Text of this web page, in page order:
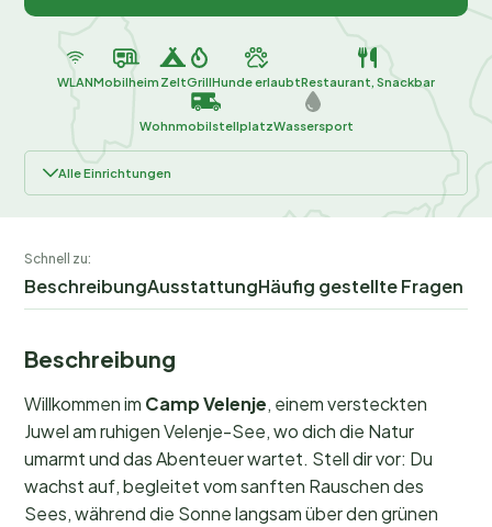
WLANMobilheim ZeltGrillHunde erlaubtRestaurant, Snackbar
WohnmobilstellplatzWassersport
Alle Einrichtungen
Schnell zu:
BeschreibungAusstattungHäufig gestellte Fragen
Beschreibung
Willkommen im Camp Velenje, einem versteckten
Juwel am ruhigen Velenje-See, wo dich die Natur
umarmt und das Abenteuer wartet. Stell dir vor: Du
wachst auf, begleitet vom sanften Rauschen des
Sees, während die Sonne langsam über den grünen